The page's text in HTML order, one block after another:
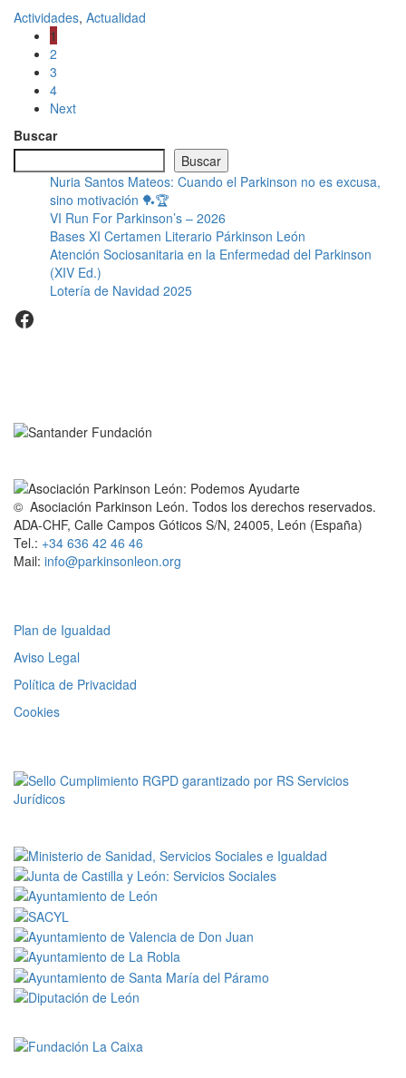
Actividades, Actualidad
1
2
3
4
Next
Buscar
Buscar
Nuria Santos Mateos: Cuando el Parkinson no es excusa,
sino motivación 🏓🏆
VI Run For Parkinson’s – 2026
Bases XI Certamen Literario Párkinson León
Atención Sociosanitaria en la Enfermedad del Parkinson
(XIV Ed.)
Lotería de Navidad 2025
Facebook
© Asociación Parkinson León. Todos los derechos reservados.
ADA-CHF, Calle Campos Góticos S/N, 24005, León (España)
Tel.: +34 636 42 46 46
Mail: info@parkinsonleon.org
Plan de Igualdad
Aviso Legal
Política de Privacidad
Cookies